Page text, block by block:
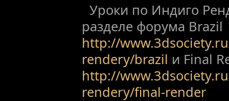
Уроки по Индиго
разделе форума Brazil
http://
rendery/brazil и Final
http://
rendery/final-render